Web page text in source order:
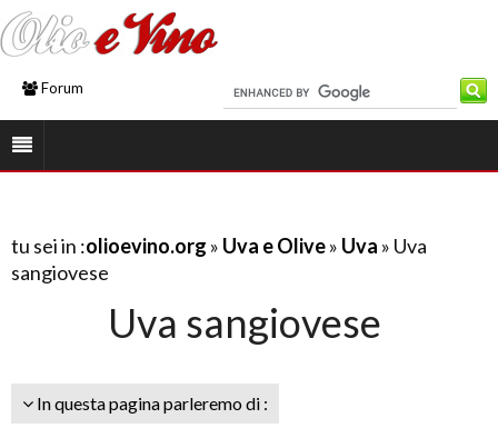
Forum
tu sei in :olioevino.org » Uva e Olive» Uva » Uva
sangiovese
Uva sangiovese
In questa pagina parleremo di :